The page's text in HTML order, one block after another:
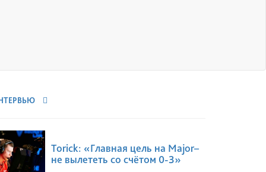
Torick: «Главная цель на Major–
не вылететь со счётом 0-3»